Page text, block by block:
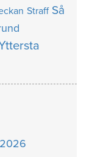
Straff Så